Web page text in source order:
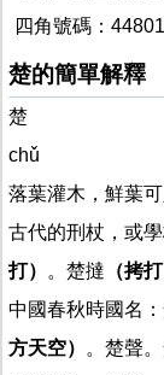
四角號碼：44801
楚的簡單解釋
楚
chǔ
落葉灌木，鮮葉可
古代的刑杖，或
打）
。楚撻 （拷打
中國春秋時國名
方天空）
。楚聲